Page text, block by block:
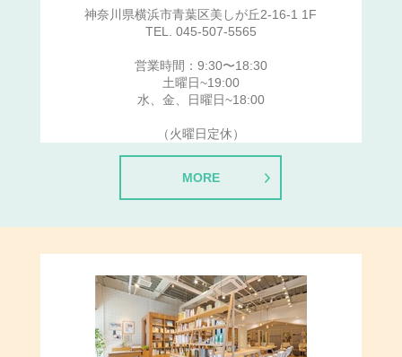
神奈川県横浜市青葉区美しが丘2-16-1 1F
TEL. 045-507-5565
営業時間：9:30〜18:30
土曜日~19:00
水、金、日曜日~18:00
（火曜日定休）
MORE